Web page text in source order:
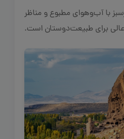
با آب‌وهوای مطبوع و مناظر
برای طبیعت‌دوستان است.